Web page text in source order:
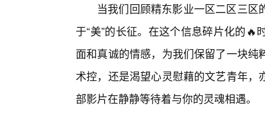
当我们回顾精东影业一区二区三
于“美”的长征。在这个信息碎片化的
面和真诚的情感，为我们保留了一块
术控，还是渴望心灵慰藉的文艺青年
部影片在静静等待着与你的灵魂相遇。